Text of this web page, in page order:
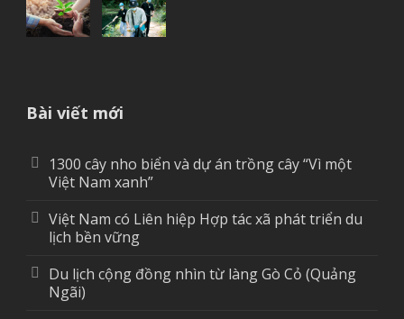
Bài viết mới
1300 cây nho biển và dự án trồng cây “Vì một
Việt Nam xanh”
Việt Nam có Liên hiệp Hợp tác xã phát triển du
lịch bền vững
Du lịch cộng đồng nhìn từ làng Gò Cỏ (Quảng
Ngãi)